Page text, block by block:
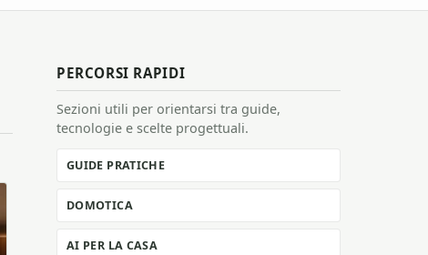
PERCORSI RAPIDI
Sezioni utili per orientarsi tra guide,
tecnologie e scelte progettuali.
GUIDE PRATICHE
DOMOTICA
AI PER LA CASA